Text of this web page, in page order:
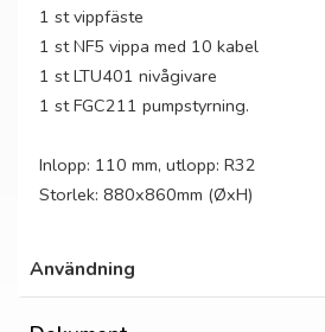
1 st vippfäste
1 st NF5 vippa med 10 kabel
1 st LTU401 nivågivare
1 st FGC211 pumpstyrning.
Inlopp: 110 mm, utlopp: R32
Storlek: 880x860mm (ØxH)
Användning